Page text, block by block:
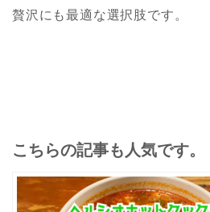
贅沢にも最適な選択肢です。
こちらの記事も人気です。